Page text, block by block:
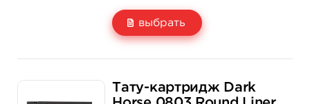
выбрать
1 870 руб.
Тату-картридж Dark